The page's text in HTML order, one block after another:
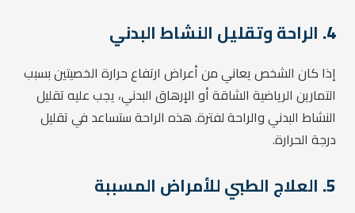
4. الراحة وتقليل النشاط البدني
إذا كان الشخص يعاني من أعراض ارتفاع حرارة الخصيتين بسبب
التمارين الرياضية الشاقة أو الإرهاق البدني، يجب عليه تقليل
النشاط البدني والراحة لفترة. هذه الراحة ستساعد في تقليل
درجة الحرارة.
5. العلاج الطبي للأمراض المسببة